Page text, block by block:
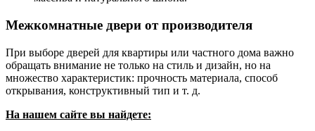
Межкомнатные двери от производителя
При выборе дверей для квартиры или частного дома важно
обращать внимание не только на стиль и дизайн, но на
множество характеристик: прочность материала, способ
открывания, конструктивный тип и т. д.
На нашем сайте вы найдете: